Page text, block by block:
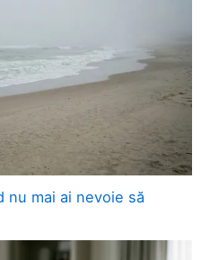
nu mai ai nevoie să